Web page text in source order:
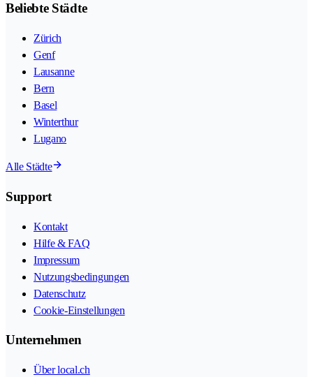
Beliebte Städte
Zürich
Genf
Lausanne
Bern
Basel
Winterthur
Lugano
Alle Städte
Support
Kontakt
Hilfe & FAQ
Impressum
Nutzungsbedingungen
Datenschutz
Cookie-Einstellungen
Unternehmen
Über local.ch